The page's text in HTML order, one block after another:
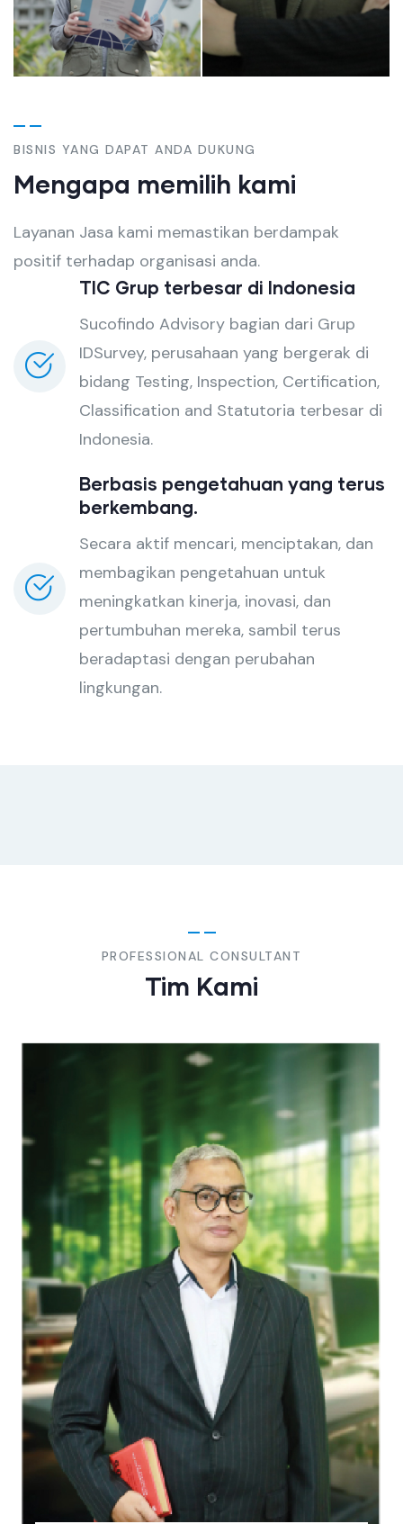
BISNIS YANG DAPAT ANDA DUKUNG
Mengapa memilih kami
Layanan Jasa kami memastikan berdampak
positif terhadap organisasi anda.
TIC Grup terbesar di Indonesia
Sucofindo Advisory bagian dari Grup
IDSurvey, perusahaan yang bergerak di
bidang Testing, Inspection, Certification,
Classification and Statutoria terbesar di
Indonesia.
Berbasis pengetahuan yang terus
berkembang.
Secara aktif mencari, menciptakan, dan
membagikan pengetahuan untuk
meningkatkan kinerja, inovasi, dan
pertumbuhan mereka, sambil terus
beradaptasi dengan perubahan
lingkungan.
PROFESSIONAL CONSULTANT
Tim Kami